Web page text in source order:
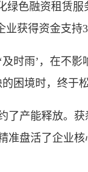
色融资租赁服
获得资金支持
雨’，在不影
困境时，终于松
产能释放。获
准盘活了企业